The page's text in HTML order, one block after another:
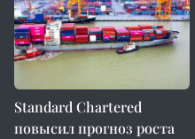
Standard Chartered
повысил прогноз роста